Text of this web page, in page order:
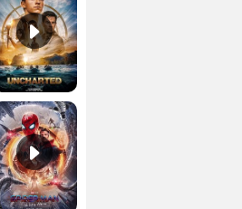
Tráiler 'Spider-Man: No Way Home'